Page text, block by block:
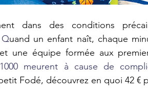
dans des conditions
Quand un enfant naît, chaque
une équipe formée aux
meurent à cause de
Fodé, découvrez en quoi 42 €